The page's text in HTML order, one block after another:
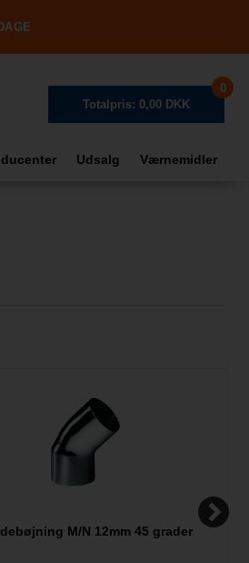
Totalpris: 0,00 DKK
0
Udsalg Værnemidler
M/N 12mm 45 grader